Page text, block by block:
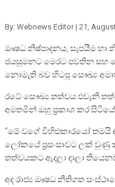
By: Webnews Editor | 21,
ඖෂධ නිෂ්පාදනය, සැපයීම හා
ජයසුමනට මෙරට පවතින
නොමැති බව හිටපු සෞඛ්‍ය
රටේ සෞඛ්‍ය තත්වය එවැනි
අමතමින් ඔහු ප්‍රකාශ කර සිටියේ.
“මේ වගේ විහිළුකාරයෝ තමයි
ලෝකයේ ප්‍රසංසාවට ලක් වුණු
තත්වයකට ඇදලා දාලා
අද රාජ්‍ය ඖෂධ නීතිගත